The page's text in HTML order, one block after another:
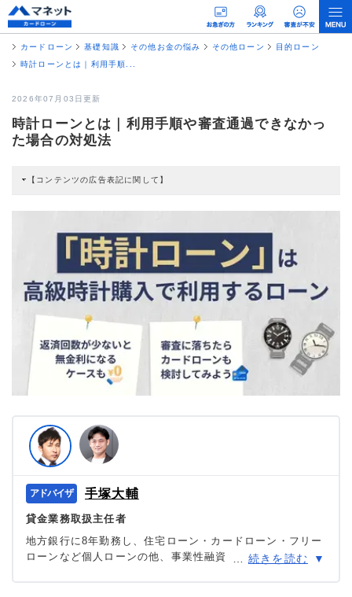
カードローン 基礎知識 その他お金の悩み その他ローン
目的ローン
時計ローンとは｜利用手順...
2026年07月03日更新
時計ローンとは｜利用手順や審査通過できなかっ
た場合の対処法
【コンテンツの広告表記に関して】
だし、特定の商品を根拠なくPRするものではなく、当編集部の調査／ユーザー
への口コミ収集などに基づき、公平性を担保した情報提供を行っています。
手塚大輔
貸金業務取扱主任者
地方銀行に8年勤務し、住宅ローン・カードローン・フリー
ローンなど個人ローンの他、事業性融資・創業融資など幅
続きを読む